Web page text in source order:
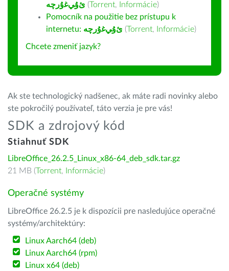
ﺉۇﻲﻏۇﺭچە (Torrent, Informácie)
Pomocník na použitie bez prístupu k
internetu: ﺉۇﻲﻏۇﺭچە (Torrent, Informácie)
Chcete zmeniť jazyk?
Ak ste technologický nadšenec, ak máte radi novinky alebo
ste pokročilý používateľ, táto verzia je pre vás!
SDK a zdrojový kód
Stiahnuť SDK
LibreOffice_26.2.5_Linux_x86-64_deb_sdk.tar.gz
21 MB (Torrent, Informácie)
Operačné systémy
LibreOffice 26.2.5 je k dispozícii pre nasledujúce operačné
systémy/architektúry:
Linux Aarch64 (deb)
Linux Aarch64 (rpm)
Linux x64 (deb)